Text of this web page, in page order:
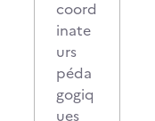
coord
inate
urs
péda
gogiq
ues